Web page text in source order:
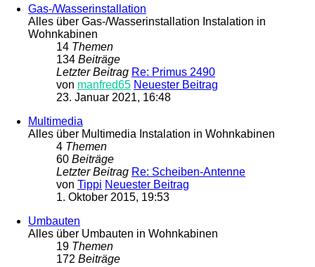
Gas-/Wasserinstallation
Alles über Gas-/Wasserinstallation Instalation in
Wohnkabinen
14 Themen
134 Beiträge
Letzter Beitrag Re: Primus 2490
von manfred65 Neuester Beitrag
23. Januar 2021, 16:48
Multimedia
Alles über Multimedia Instalation in Wohnkabinen
4 Themen
60 Beiträge
Letzter Beitrag Re: Scheiben-Antenne
von Tippi Neuester Beitrag
1. Oktober 2015, 19:53
Umbauten
Alles über Umbauten in Wohnkabinen
19 Themen
172 Beiträge